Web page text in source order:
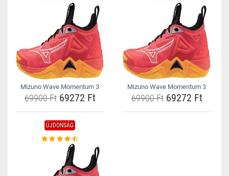
Mizuno Wave Momentum 3
69900 Ft69272 Ft
Mizuno Wave Momentum 3
69900 Ft69272 Ft
ÚJDONSÁG